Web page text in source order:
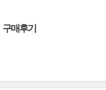
구매후기